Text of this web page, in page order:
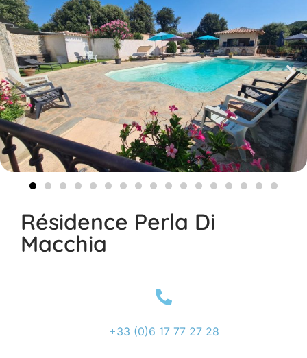
Résidence Perla Di
Macchia
+33 (0)6 17 77 27 28